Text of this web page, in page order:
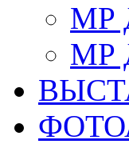
МР
МР